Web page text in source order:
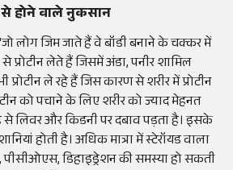
से होने वाले नुकसान
लोग जिम जाते हैं वे बॉडी बनाने के चक्कर में
प्रोटीन लेते हैं जिसमें अंडा, पनीर शामिल
प्रोटीन ले रहे हैं जिस कारण से शरीर में प्रोटीन
को पचाने के लिए शरीर को ज्याद मेहनत
लिवर और किडनी पर दबाव पड़ता है। इसके
होती है। अधिक मात्रा में स्टेरॉयड वाला
पीसीओएस, डिहाइड्रेशन की समस्या हो सकती